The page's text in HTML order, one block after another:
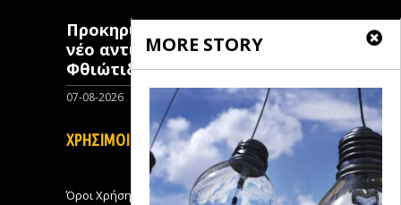
MORE STORY
Προκηρύχθηκε διαγωνισμός για
νέo αντιπλημμυρικό έργο στη
Φθιώτιδα
07-08-2026 0
ΧΡΗΣΙΜΟΙ ΣΥΝΔΕΣΜΟΙ
Όροι Χρήσης